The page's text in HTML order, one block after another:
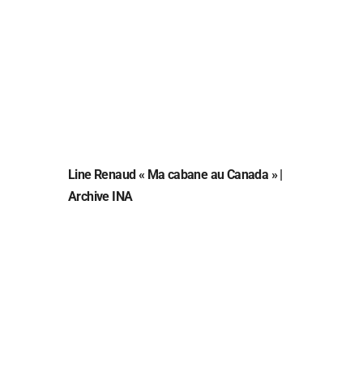
Line Renaud « Ma cabane au Canada » |
Archive INA